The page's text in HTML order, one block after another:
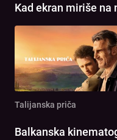
Kad ekran miriše na
Talijanska priča
Balkanska